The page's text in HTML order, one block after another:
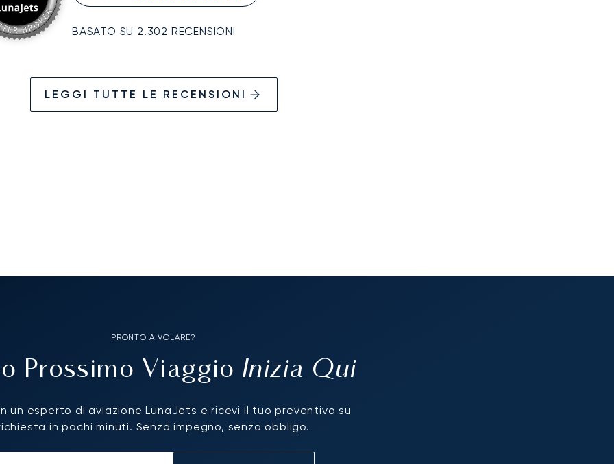
BASATO SU 2.302 RECENSIONI
LEGGI TUTTE LE RECENSIONI
PRONTO A VOLARE?
Prossimo Viaggio Inizia Qui
un esperto di aviazione LunaJets e ricevi il tuo preventivo su
in pochi minuti. Senza impegno, senza obbligo.